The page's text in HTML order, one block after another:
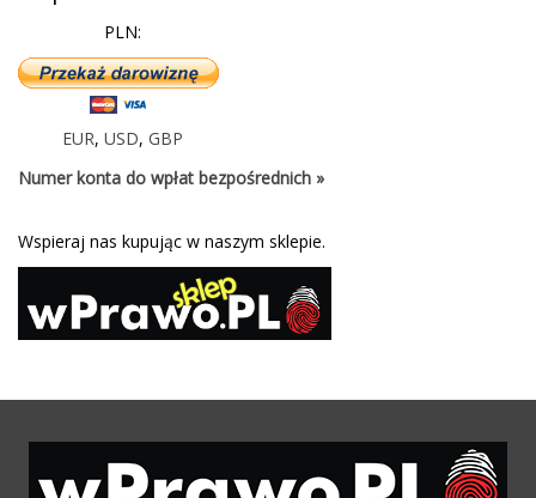
PLN:
EUR, USD, GBP
Numer konta do wpłat bezpośrednich »
Wspieraj nas kupując w naszym sklepie.